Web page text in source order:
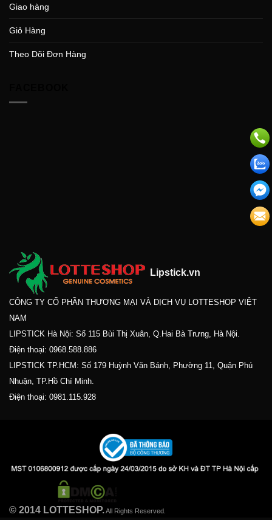
Giao hàng
Giỏ Hàng
Theo Dõi Đơn Hàng
Lipstick.vn
CÔNG TY CỔ PHẦN THƯƠNG MẠI VÀ DỊCH VỤ LOTTESHOP VIỆT
NAM
LIPSTICK Hà Nội: Số 115 Bùi Thị Xuân, Q.Hai Bà Trưng, Hà Nội.
Điện thoại: 0968.588.886
LIPSTICK TP.HCM: Số 179 Huỳnh Văn Bánh, Phường 11, Quận Phú
Nhuận, TP.Hồ Chí Minh.
Điện thoại: 0981.115.928
© 2014 LOTTESHOP.All Rights Reserved.